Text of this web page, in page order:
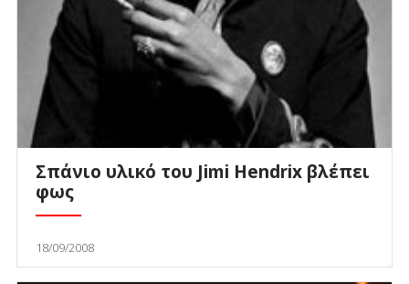
Σπάνιο υλικό του Jimi Hendrix βλέπει
φως
18/09/2008